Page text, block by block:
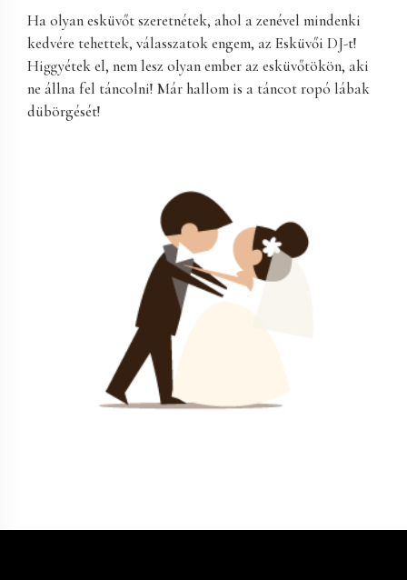
Ha olyan esküvőt szeretnétek, ahol a zenével mindenki
kedvére tehettek, válasszatok engem, az Esküvői DJ-t!
Higgyétek el, nem lesz olyan ember az esküvőtökön, aki
ne állna fel táncolni! Már hallom is a táncot ropó lábak
dübörgését!